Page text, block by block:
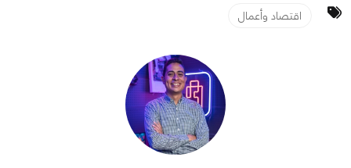
اقتصاد وأعمال